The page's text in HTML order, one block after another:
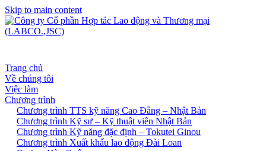
Skip to main content
Trang chủ
Về chúng tôi
Việc làm
Chương trình
Chương trình TTS kỹ năng Cao Đẳng – Nhật Bản
Chương trình Kỹ sư – Kỹ thuật viên Nhật Bản
Chương trình Kỹ năng đặc định – Tokutei Ginou
Chương trình Xuất khẩu lao động Đài Loan